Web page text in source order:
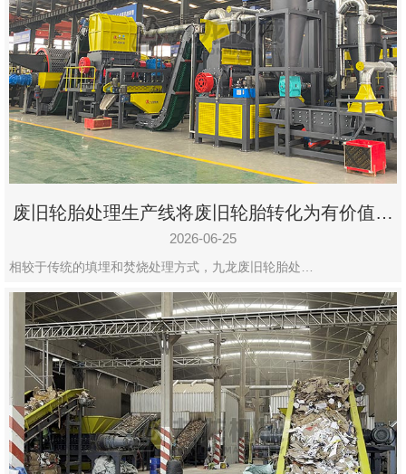
废旧轮胎处理生产线将废旧轮胎转化为有价值的
资源
2026-06-25
相较于传统的填埋和焚烧处理方式，九龙废旧轮胎处…